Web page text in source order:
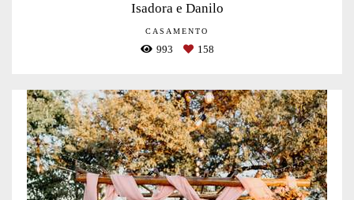
Isadora e Danilo
CASAMENTO
993 158